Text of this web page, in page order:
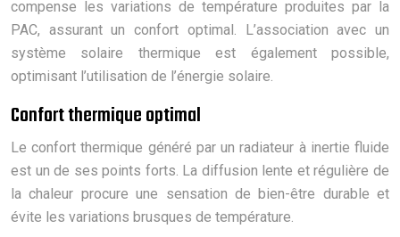
compense les variations de température produites par la
PAC, assurant un confort optimal. L’association avec un
système solaire thermique est également possible,
optimisant l’utilisation de l’énergie solaire.
Confort thermique optimal
Le confort thermique généré par un radiateur à inertie fluide
est un de ses points forts. La diffusion lente et régulière de
la chaleur procure une sensation de bien-être durable et
évite les variations brusques de température.